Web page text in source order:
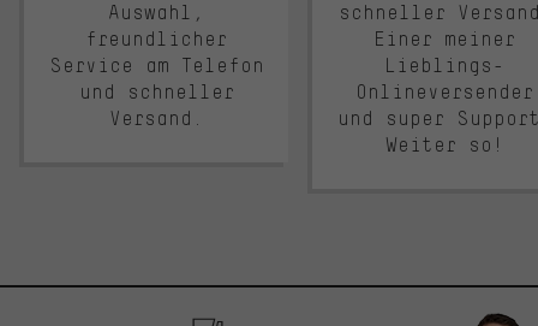
Auswahl,
freundlicher
Service am Telefon
und schneller
Versand.
schneller
Einer meiner
Lieblings-
Onlineversender
und super
Weiter so!